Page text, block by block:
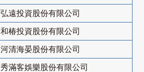
弘遠投資股份有限公司
和椿投資股份有限公司
河清海晏股份有限公司
秀滿客娛樂股份有限公司